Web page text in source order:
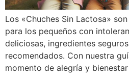
Los «Chuches Sin Lactosa»
para los pequeños con
deliciosas, ingredientes
recomendados. Con nuestra
momento de alegría y